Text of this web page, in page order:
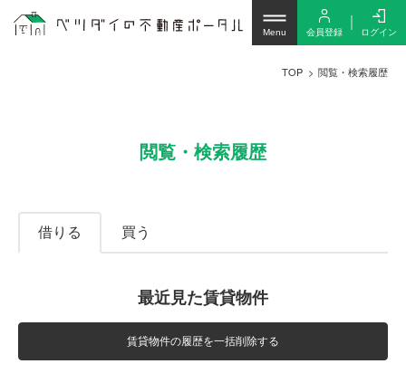
Menu 会員登録 ログイン
TOP 閲覧・検索履歴
閲覧・検索履歴
借りる 買う
最近見た賃貸物件
賃貸物件の履歴を一括削除する